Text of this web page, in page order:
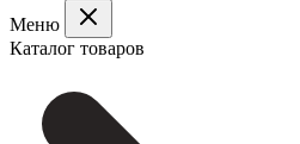
Меню
Каталог товаров